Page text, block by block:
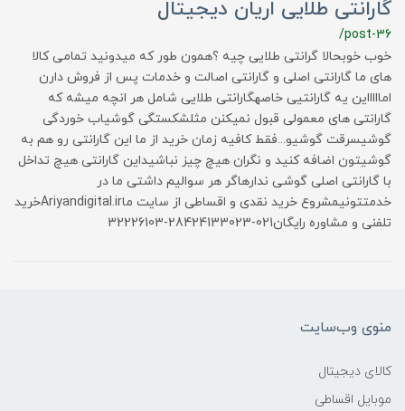
گارانتی طلایی اریان دیجیتال
/post-36
خوب خوبحالا گرانتی طلایی چیه ؟همون طور که میدونید تمامی کالا
های ما گارانتی اصلی و گارانتی اصالت و خدمات پس از فروش دارن
اماااااین یه گارانتیی خاصهگارانتی طلایی شامل هر انچه میشه که
گارانتی های معمولی قبول نمیکنن مثلشکستگی گوشیاب خوردگی
گوشیسرقت گوشیو...فقط کافیه زمان خرید از ما این گارانتی رو هم به
گوشیتون اضافه کنید و نگران هیچ چیز نباشیداین گارانتی هیچ تداخل
با گارانتی اصلی گوشی ندارهاگر هر سوالیم داشتی ما در
خدمتتونیمشروع خرید نقدی و اقساطی از سایت ماAriyandigital.irخرید
تلفنی و مشاوره رایگان021-28424133023-32226103
منوی وب‌سایت
کالای دیجیتال
موبایل اقساطی